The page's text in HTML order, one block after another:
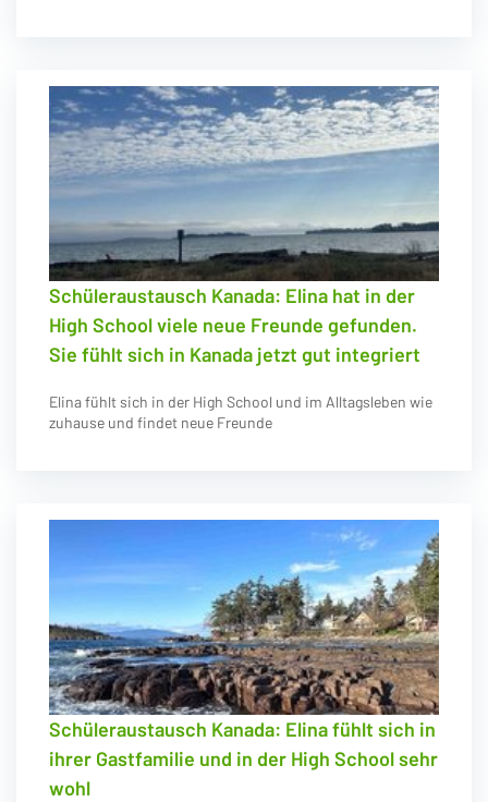
Schüleraustausch Kanada: Elina hat in der
High School viele neue Freunde gefunden.
Sie fühlt sich in Kanada jetzt gut integriert
Elina fühlt sich in der High School und im Alltagsleben wie
zuhause und findet neue Freunde
Schüleraustausch Kanada: Elina fühlt sich in
ihrer Gastfamilie und in der High School sehr
wohl